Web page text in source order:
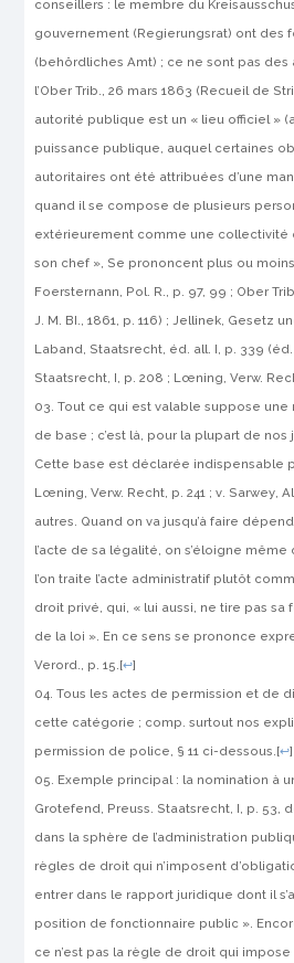
conseil­lers : le membre du
gouvernement (Regierungsrat) ont des
(behördliches Amt) ; ce ne sont pas
l’Ober Trib., 26 mars 1863 (Recueil de
autorité publique est un « lieu officiel » (
puissance publique, auquel certaines
autoritaires ont été attribuées d’une
quand il se compose de plusieurs
extérieurement comme une collectivité
son chef », Se prononcent plus ou
Foersternann, Pol. R., p. 97, 99 ; Ober
J. M. BI., 1861, p. 116) ;Jellinek, Gesetz
Laband, Staatsrecht, éd. all. I, p. 339 (éd.
Staatsrecht, I, p. 208 ; Lœning, Verw.
Tout ce qui est valable suppose
de base ; c’est là, pour la plupart de
Cette base est déclarée indispensable
Lœning, Verw. Recht, p. 241 ;v. Sarwey,
autres. Quand on va jusqu’à faire
l’acte de sa légalité, on s’éloigne
l’on traite l’acte administratif plutôt
droit privé, qui, « lui aussi, ne tire pas
de la loi ». En ce sens se prononce
Verord., p. 15.[↩]
Tous les actes de permission et de
cette catégorie ; comp. surtout nos
permission de police, § 11 ci-dessous.[↩]
Exemple principal : la nomination à
Grotefend, Preuss. Staatsrecht, I, p. 53,
dans la sphère de l’administration
règles de droit qui n’imposent
entrer dans le rapport juridique dont il
position de fonctionnaire public ».
ce n’est pas la règle de droit qui impose